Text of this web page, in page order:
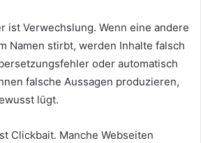
ist Verwechslung. Wenn eine andere
Namen stirbt, werden Inhalte falsch
oder automatisch
falsche Aussagen produzieren,
lügt.
Clickbait. Manche Webseiten